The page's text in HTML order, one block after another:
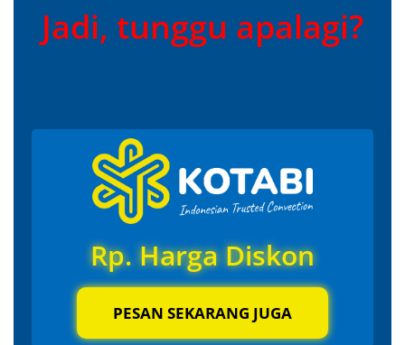
Jadi, tunggu apalagi?
Rp. Harga Diskon
PESAN SEKARANG JUGA